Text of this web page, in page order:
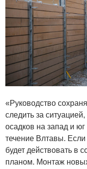
«Руководство
следить за
осадков на запад и
течение Влтавы.
будет действовать в
планом. Монтаж